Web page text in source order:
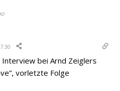
bei Arnd Zeiglers
vorletzte Folge